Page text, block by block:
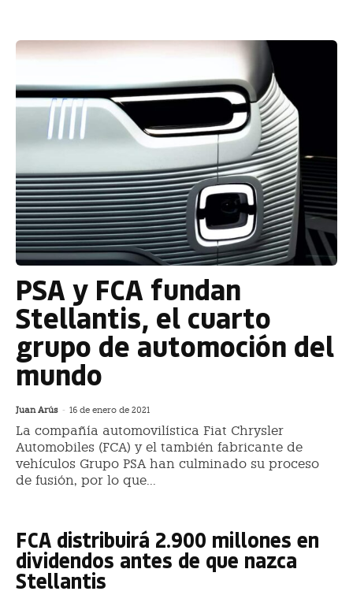
PSA y FCA fundan
Stellantis, el cuarto
grupo de automoción del
mundo
Juan Arús - 16 de enero de 2021
La compañía automovilística Fiat Chrysler
Automobiles (FCA) y el también fabricante de
vehículos Grupo PSA han culminado su proceso
de fusión, por lo que...
FCA distribuirá 2.900 millones en
dividendos antes de que nazca
Stellantis